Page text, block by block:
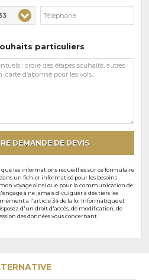
particuliers
DEMANDE DE DEVIS
que les informations recueillies sur ce formulaire
un fichier informatisé pour les besoins
voyage ainsi que pour la communication de
à ne jamais divulguer à des tiers les
à l'article 34 de la loi Informatique et
d'un droit d'accès, de modification, de
des données vous concernant.